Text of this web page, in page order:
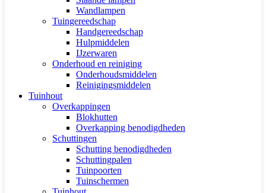
Wandlampen
Tuingereedschap
Handgereedschap
Hulpmiddelen
IJzerwaren
Onderhoud en reiniging
Onderhoudsmiddelen
Reinigingsmiddelen
Tuinhout
Overkappingen
Blokhutten
Overkapping benodigdheden
Schuttingen
Schutting benodigdheden
Schuttingpalen
Tuinpoorten
Tuinschermen